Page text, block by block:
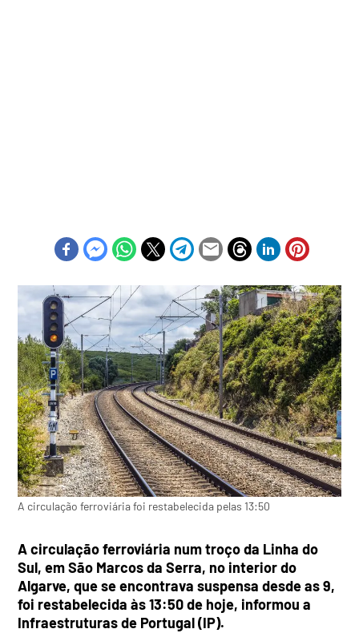
A circulação ferroviária foi restabelecida pelas 13:50
A circulação ferroviária num troço da Linha do
Sul, em São Marcos da Serra, no interior do
Algarve, que se encontrava suspensa desde as 9,
foi restabelecida às 13:50 de hoje, informou a
Infraestruturas de Portugal (IP).